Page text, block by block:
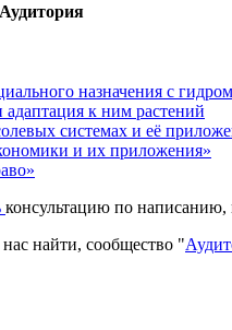
назначения с
к ним растений
системах и её
и их приложения»
консультацию по
найти, сообщество "